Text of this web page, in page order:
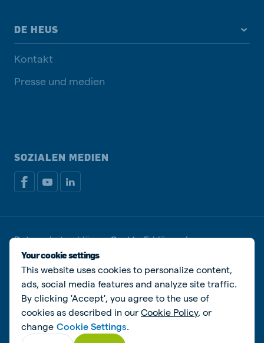
DE HEUS
Kontakt
Presse und medien
SOZIALEN MEDIEN
DatenschutzerklärungCookie-ErklärungImpressum
Cookies verwalten
© De Heus Voeders B.V.
Your cookie settings
This website uses cookies to personalize content,
ads, social media features and analyze site traffic.
By clicking 'Accept', you agree to the use of
cookies as described in our Cookie Policy, or
change Cookie Settings.